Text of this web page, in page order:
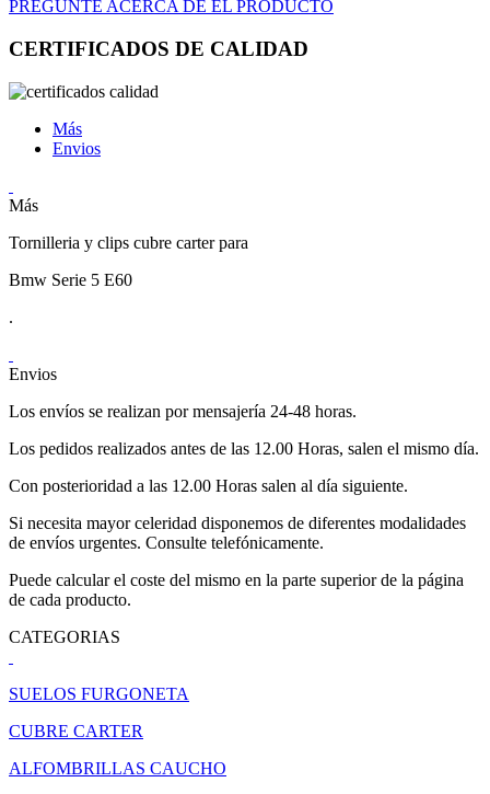
PREGUNTE ACERCA DE EL PRODUCTO
CERTIFICADOS DE CALIDAD
Más
Envios
Más
Tornilleria y clips cubre carter para
Bmw Serie 5 E60
.
Envios
Los envíos se realizan por mensajería 24-48 horas.
Los pedidos realizados antes de las 12.00 Horas, salen el mismo día.
Con posterioridad a las 12.00 Horas salen al día siguiente.
Si necesita mayor celeridad disponemos de diferentes modalidades
de envíos urgentes. Consulte telefónicamente.
Puede calcular el coste del mismo en la parte superior de la página
de cada producto.
CATEGORIAS
SUELOS FURGONETA
CUBRE CARTER
ALFOMBRILLAS CAUCHO